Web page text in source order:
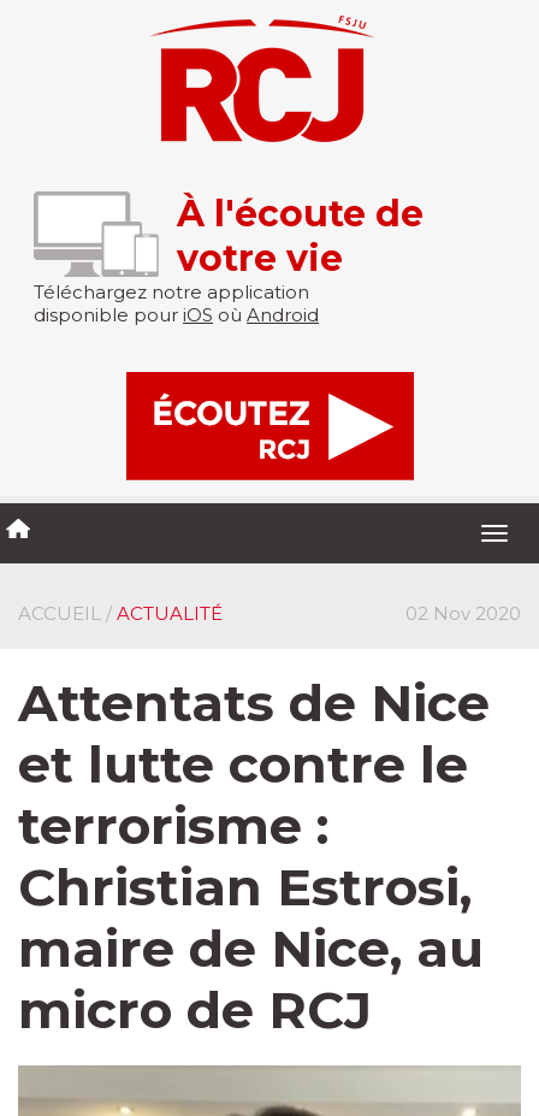
À l'écoute de
votre vie
Téléchargez notre application
disponible pour iOS où Android
ACCUEIL / ACTUALITÉ 02 Nov 2020
Attentats de Nice
et lutte contre le
terrorisme :
Christian Estrosi,
maire de Nice, au
micro de RCJ